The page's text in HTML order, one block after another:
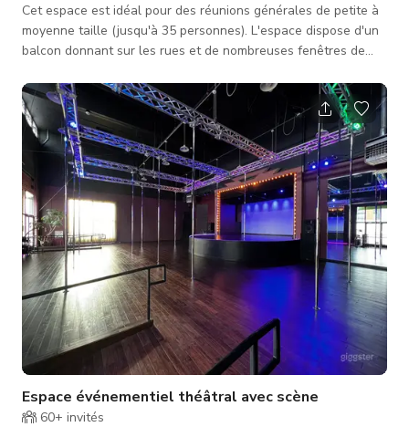
Cet espace est idéal pour des réunions générales de petite à
moyenne taille (jusqu'à 35 personnes). L'espace dispose d'un
balcon donnant sur les rues et de nombreuses fenêtres de
partagé entre cuisine et espace de réunion/dîner, vous pouvez
cuisiner vous-mêmes ou engager l'un de nos chefs
professionnels. Inclus dans le tarif • Utilisation complète de
tout l'équipement Kitchen on Fire (tables de préparation,
casseroles
Espace événementiel théâtral avec scène
60+ invités